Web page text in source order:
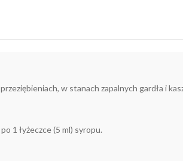
w stanach zapalnych gardła i
1 łyżeczce (5 ml) syropu.